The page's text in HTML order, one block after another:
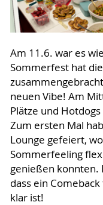
Am 11.6. war es
Sommerfest hat
neuen Vibe! Am
Plätze und
Zum ersten Mal
Lounge gefeiert,
Sommerfeeling
genießen konnten.
dass ein
klar ist!